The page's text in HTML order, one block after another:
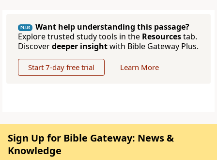
PLUS
Want help understanding this passage?
Explore trusted study tools in the Resourcestab.
Discoverdeeper insightwith Bible Gateway Plus.
Start 7-day free trial Learn More
Sign Up for Bible Gateway: News &
Knowledge